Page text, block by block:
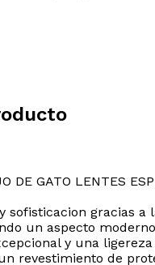
DE GATO LENTES
sofisticacion gracias
un aspecto
y una
revestimiento de